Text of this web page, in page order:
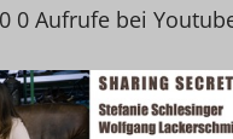
0 Aufrufe bei